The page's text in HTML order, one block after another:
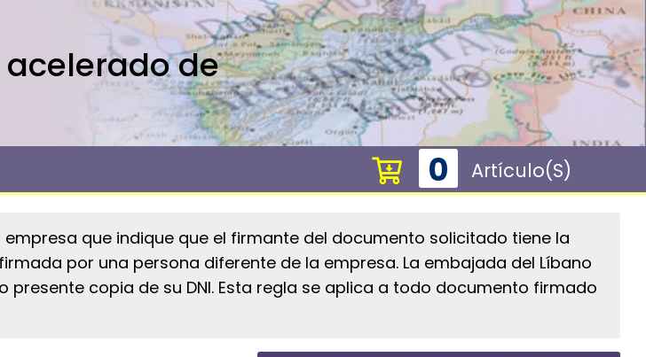
acelerado de
0 Artículo(s)
que indique que el firmante del documento solicitado tiene la
por una persona diferente de la empresa. La embajada del Líbano
copia de su DNI. Esta regla se aplica a todo documento firmado